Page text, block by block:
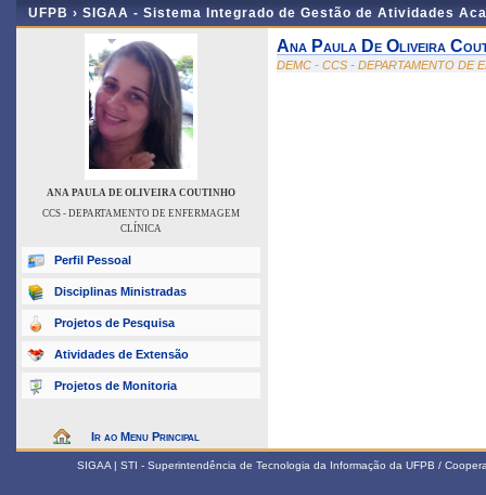
UFPB › SIGAA - Sistema Integrado de Gestão de Atividades
ANA PAULA DE OLIVEIRA COUTINHO
CCS - DEPARTAMENTO DE ENFERMAGEM
CLÍNICA
Perfil Pessoal
Disciplinas Ministradas
Projetos de Pesquisa
Atividades de Extensão
Projetos de Monitoria
Ir ao Menu Principal
Ana Paula De Oliveira
DEMC - CCS - DEPARTAMENTO DE
SIGAA | STI - Superintendência de Tecnologia da Informação da UFPB /